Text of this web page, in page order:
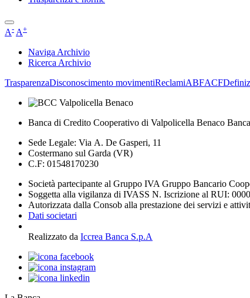
A- A+
Naviga Archivio
Ricerca Archivio
TrasparenzaDisconoscimento movimentiReclamiABFACF
Banca di Credito Cooperativo di Valpolicella Benaco
Sede Legale: Via A. De Gasperi, 11
Costermano sul Garda (VR)
C.F: 01548170230
Società partecipante al Gruppo IVA Gruppo Bancario
Soggetta alla vigilanza di IVASS N. Iscrizione al RUI:
Autorizzata dalla Consob alla prestazione dei servizi e
Dati societari
Realizzato da Iccrea Banca S.p.A